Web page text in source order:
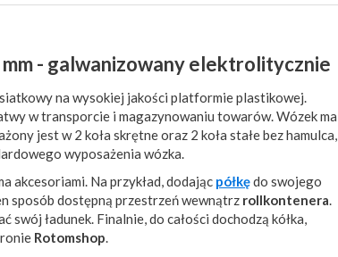
- galwanizowany elektrolitycznie
na wysokiej jakości platformie plastikowej.
w transporcie i magazynowaniu towarów. Wózek ma
jest w 2 koła skrętne oraz 2 koła stałe bez hamulca,
wyposażenia wózka.
akcesoriami. Na przykład, dodając półkędo swojego
sposób dostępną przestrzeń wewnątrz rollkontenera.
ładunek. Finalnie, do całości dochodzą kółka,
Rotomshop.